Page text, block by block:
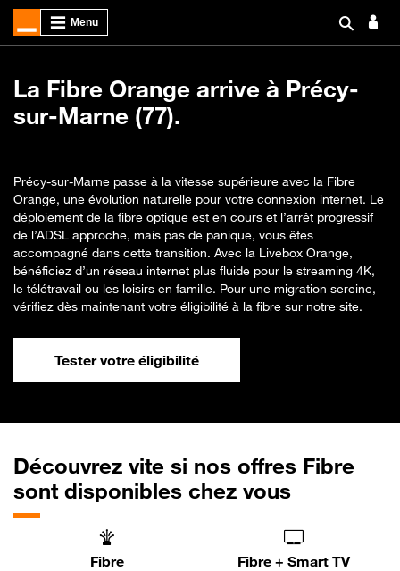
La Fibre Orange arrive à Précy-
sur-Marne (77).
Précy-sur-Marne passe à la vitesse supérieure avec la Fibre
Orange, une évolution naturelle pour votre connexion internet. Le
déploiement de la fibre optique est en cours et l’arrêt progressif
de l’ADSL approche, mais pas de panique, vous êtes
accompagné dans cette transition. Avec la Livebox Orange,
bénéficiez d’un réseau internet plus fluide pour le streaming 4K,
le télétravail ou les loisirs en famille. Pour une migration sereine,
vérifiez dès maintenant votre éligibilité à la fibre sur notre site.
Tester votre éligibilité
Découvrez vite si nos offres Fibre
sont disponibles chez vous
Fibre Fibre + Smart TV